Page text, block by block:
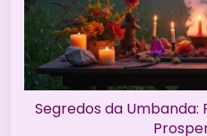
Segredos da Umbanda: